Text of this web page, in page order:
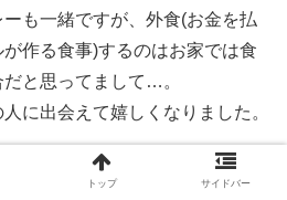
も一緒ですが、外食(お金を払
作る食事)するのはお家では食
と思ってまして…。
に出会えて嬉しくなりました。
返信
トップ サイドバー